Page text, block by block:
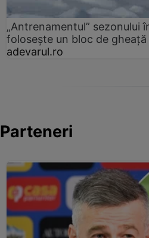
„Antrenamentul” sezonului
folosește un bloc de
adevarul.ro
Parteneri